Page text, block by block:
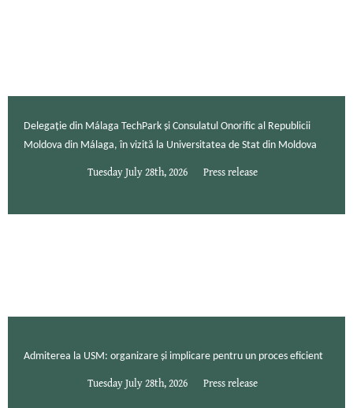
Delegație din Málaga TechPark și Consulatul Onorific al Republicii
Moldova din Málaga, în vizită la Universitatea de Stat din Moldova
Tuesday July 28th, 2026 Press release
Admiterea la USM: organizare și implicare pentru un proces eficient
Tuesday July 28th, 2026 Press release